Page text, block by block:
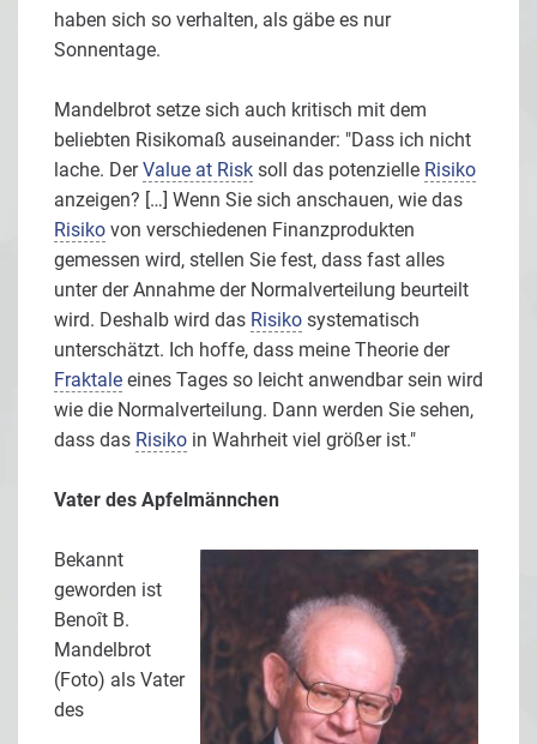
haben sich so verhalten, als gäbe es nur
Sonnentage.
Mandelbrot setze sich auch kritisch mit dem
beliebten Risikomaß auseinander: "Dass ich nicht
lache. DerValue at Risk soll das potenzielle Risiko
anzeigen? […] Wenn Sie sich anschauen, wie das
Risiko von verschiedenen Finanzprodukten
gemessen wird, stellen Sie fest, dass fast alles
unter der Annahme der Normalverteilung beurteilt
wird. Deshalb wird das Risiko systematisch
unterschätzt. Ich hoffe, dass meine Theorie der
Fraktale eines Tages so leicht anwendbar sein wird
wie die Normalverteilung. Dann werden Sie sehen,
dass das Risiko in Wahrheit viel größer ist."
Vater des Apfelmännchen
Bekannt
geworden ist
Benoît B.
Mandelbrot
(Foto) als Vater
des